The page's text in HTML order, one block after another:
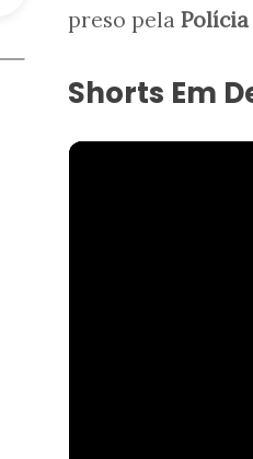
preso pela
Shorts Em